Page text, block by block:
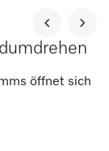
öffnet sich